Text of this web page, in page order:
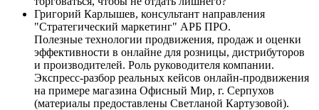
Григорий Карлышев, консультант направления
"Стратегический маркетинг" АРБ ПРО.
Полезные технологии продвижения, продаж и оценки
эффективности в онлайне для розницы, дистрибуторов
и производителей. Роль руководителя компании.
Экспресс-разбор реальных кейсов онлайн-продвижения
на примере магазина Офисный Мир, г. Серпухов
(материалы предоставлены Светланой Картузовой).